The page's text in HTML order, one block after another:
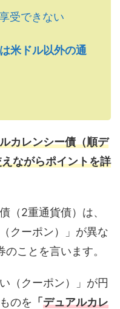
受できない
米ドル以外の通
カレンシー債（順デ
ながらポイントを詳
（2重通貨債）は、
クーポン）」が異な
ことを言います。
（クーポン）」が円
のを 「 デュアルカレ